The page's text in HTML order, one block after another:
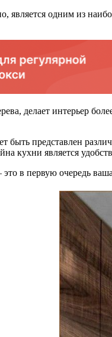
является одним из
делает интерьер
быть представлен
кухни является
в первую очередь